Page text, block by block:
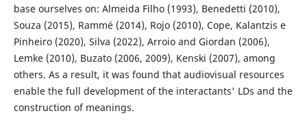
base ourselves on: Almeida Filho (1993), Benedetti (2010),
Souza (2015), Rammé (2014), Rojo (2010), Cope, Kalantzis e
Pinheiro (2020), Silva (2022), Arroio and Giordan (2006),
Lemke (2010), Buzato (2006, 2009), Kenski (2007), among
others. As a result, it was found that audiovisual resources
enable the full development of the interactants' LDs and the
construction of meanings.